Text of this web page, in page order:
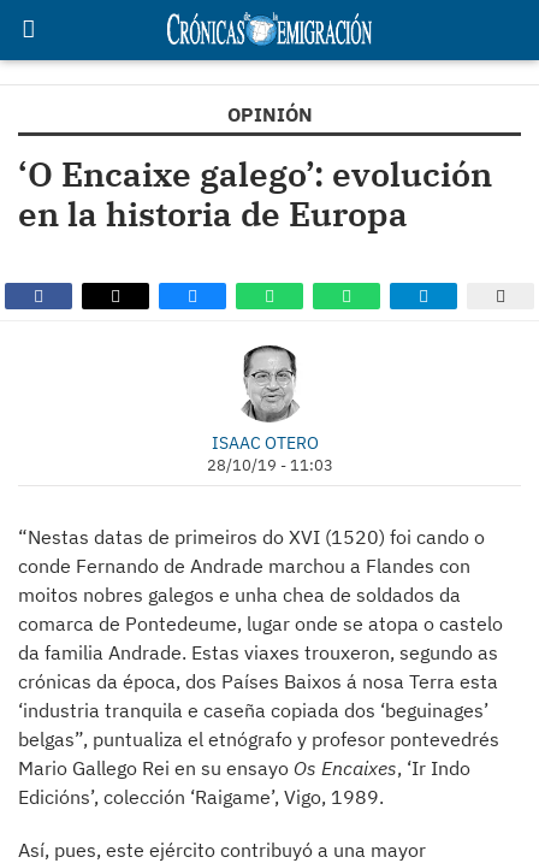
OPINIÓN
‘O Encaixe galego’: evolución
en la historia de Europa
ISAAC OTERO
28/10/19 - 11:03
“Nestas datas de primeiros do XVI (1520) foi cando o
conde Fernando de Andrade marchou a Flandes con
moitos nobres galegos e unha chea de soldados da
comarca de Pontedeume, lugar onde se atopa o castelo
da familia Andrade. Estas viaxes trouxeron, segundo as
crónicas da época, dos Países Baixos á nosa Terra esta
‘industria tranquila e caseña copiada dos ‘beguinages’
belgas”, puntualiza el etnógrafo y profesor pontevedrés
Mario Gallego Rei en su ensayo Os Encaixes, ‘Ir Indo
Edicións’, colección ‘Raigame’, Vigo, 1989.
Así, pues, este ejército contribuyó a una mayor